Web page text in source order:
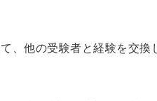
、他の受験者と経験を交換